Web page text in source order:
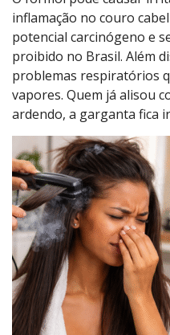
inflamação no couro
potencial carcinógeno e
proibido no Brasil. Além
problemas respiratórios
vapores. Quem já alisou
ardendo, a garganta fica